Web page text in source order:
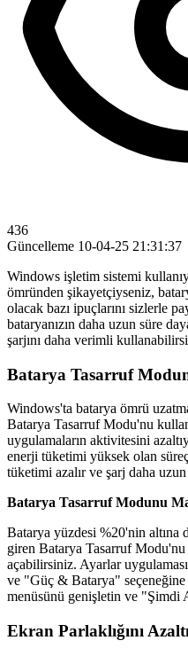
436
Güncelleme 10-04-25 21:31:37
Windows işletim sistemi
ömründen şikayetçiyseniz,
olacak bazı ipuçlarını sizlerle
bataryanızın daha uzun süre
şarjını daha verimli
Batarya Tasarruf
Windows'ta batarya ömrü
Batarya Tasarruf Modu'nu
uygulamaların aktivitesini
enerji tüketimi yüksek olan
tüketimi azalır ve şarj daha
Batarya Tasarruf Modunu
Batarya yüzdesi %20'nin altına
giren Batarya Tasarruf
açabilirsiniz. Ayarlar
ve "Güç & Batarya"
menüsünü genişletin ve "Şimdi
Ekran Parlaklığını